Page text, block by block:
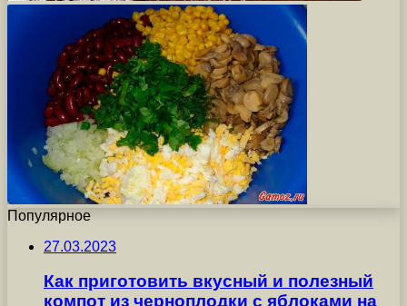
Популярное
27.03.2023
Как приготовить вкусный и полезный
компот из черноплодки с яблоками на